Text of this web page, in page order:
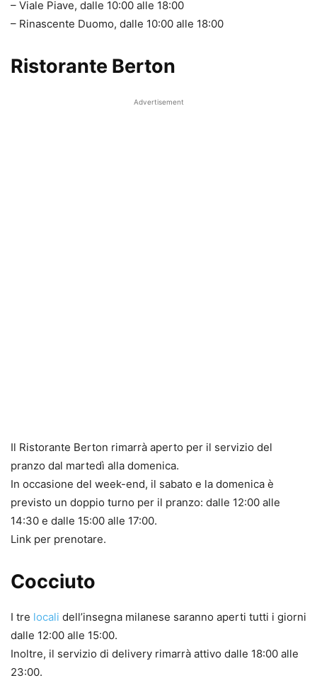
– Viale Piave, dalle 10:00 alle 18:00
– Rinascente Duomo, dalle 10:00 alle 18:00
Ristorante Berton
Advertisement
Il Ristorante Berton rimarrà aperto per il servizio del
pranzo dal martedì alla domenica.
In occasione del week-end, il sabato e la domenica è
previsto un doppio turno per il pranzo: dalle 12:00 alle
14:30 e dalle 15:00 alle 17:00.
Link per prenotare.
Cocciuto
I tre locali dell’insegna milanese saranno aperti tutti i giorni
dalle 12:00 alle 15:00.
Inoltre, il servizio di delivery rimarrà attivo dalle 18:00 alle
23:00.